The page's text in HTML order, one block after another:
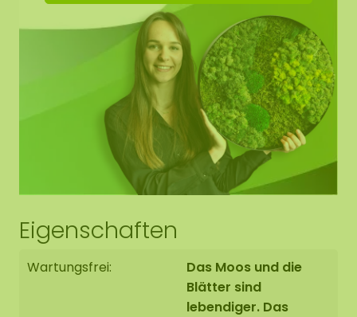
Naturprodukt handelt, ist jedes Moosbild ein
Unikat. Daher kann das Layout des gekauften
Moosbildes von dem ausgewählten Foto
abweichen. Sollten Sie eine andere Größe
benötigen? Bitte kontaktieren Sie uns unter
info@moosobjekt.de
Eigenschaften
Wartungsfrei:
Das Moos und die
Blätter sind
lebendiger. Das